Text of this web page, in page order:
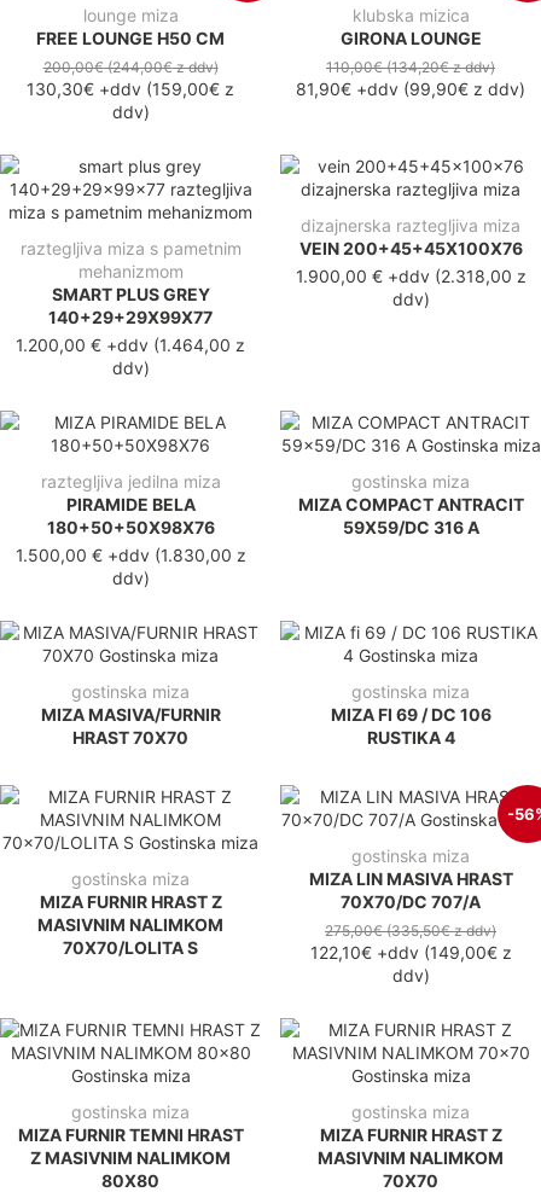
lounge miza
FREE LOUNGE H50 CM
200,00€(244,00€z ddv)
130,30€ +ddv (159,00€ z
ddv)
klubska mizica
GIRONA LOUNGE
110,00€(134,20€z ddv)
81,90€ +ddv (99,90€ z ddv)
raztegljiva miza s pametnim
mehanizmom
SMART PLUS GREY
140+29+29X99X77
1.200,00 € +ddv (1.464,00 z
ddv)
dizajnerska raztegljiva miza
VEIN 200+45+45X100X76
1.900,00 €+ddv(2.318,00 z
ddv)
raztegljiva jedilna miza
PIRAMIDE BELA
180+50+50X98X76
1.500,00 €+ddv(1.830,00 z
ddv)
gostinska miza
MIZA COMPACT ANTRACIT
59X59/DC 316 A
gostinska miza
MIZA MASIVA/FURNIR
HRAST 70X70
gostinska miza
MIZA FI 69 / DC 106
RUSTIKA 4
gostinska miza
MIZA FURNIR HRAST Z
MASIVNIM NALIMKOM
70X70/LOLITA S
-
gostinska miza
MIZA LIN MASIVA HRAST
70X70/DC 707/A
275,00€(335,50€z ddv)
122,10€+ddv(149,00€z
ddv)
gostinska miza
MIZA FURNIR TEMNI HRAST
Z MASIVNIM NALIMKOM
80X80
gostinska miza
MIZA FURNIR HRAST Z
MASIVNIM NALIMKOM
70X70